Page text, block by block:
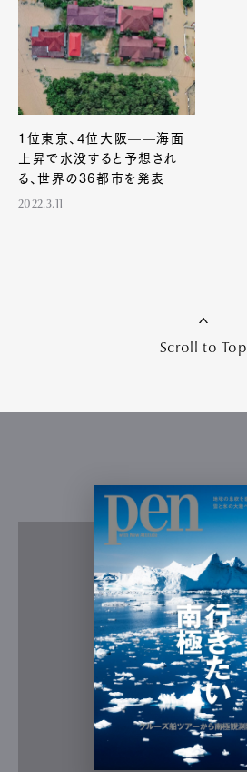
1位東京、4位大阪——海面
上昇で水没すると予想され
る、世界の36都市を発表
2022.3.11
Scroll to Top